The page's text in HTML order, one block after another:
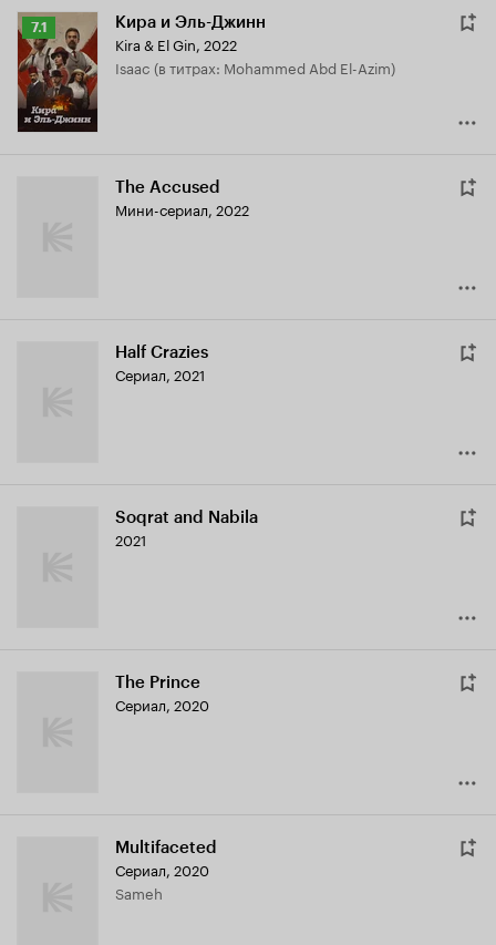
Рейтинг
Кинопоиска
7.1
7.1 Кира и Эль-Джинн
Kira & El Gin, 2022
Isaac (в титрах: Mohammed Abd El-Azim)
The Accused
Мини-сериал, 2022
Half Crazies
Сериал, 2021
Soqrat and Nabila
2021
The Prince
Сериал, 2020
Multifaceted
Сериал, 2020
Sameh